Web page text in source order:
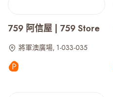
759 阿信屋 | 759 Store
將軍澳廣場, 1-033-035